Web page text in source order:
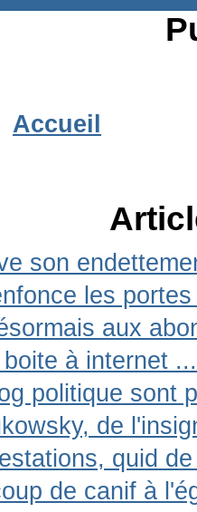
Accueil
son
les
aux
à internet
politique sont
de
quid
de canif à